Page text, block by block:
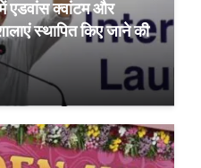
एडवांस क्वांटम और
स्थापित किए जाने की